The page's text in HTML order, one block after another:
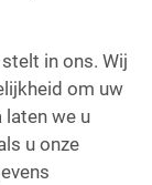
in ons. Wij
om uw
laten we u
u onze